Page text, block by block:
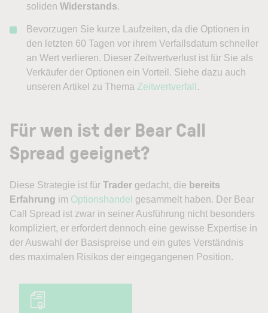
soliden Widerstands.
Bevorzugen Sie kurze Laufzeiten, da die Optionen in
den letzten 60 Tagen vor ihrem Verfallsdatum schneller
an Wert verlieren. Dieser Zeitwertverlust ist für Sie als
Verkäufer der Optionen ein Vorteil. Siehe dazu auch
unseren Artikel zu Thema Zeitwertverfall .
Für wen ist der Bear Call
Spread geeignet?
Diese Strategie ist für Trader gedacht, die bereits
Erfahrung im Optionshandel gesammelt haben. Der Bear
Call Spread ist zwar in seiner Ausführung nicht besonders
kompliziert, er erfordert dennoch eine gewisse Expertise in
der Auswahl der Basispreise und ein gutes Verständnis
des maximalen Risikos der eingegangenen Position.